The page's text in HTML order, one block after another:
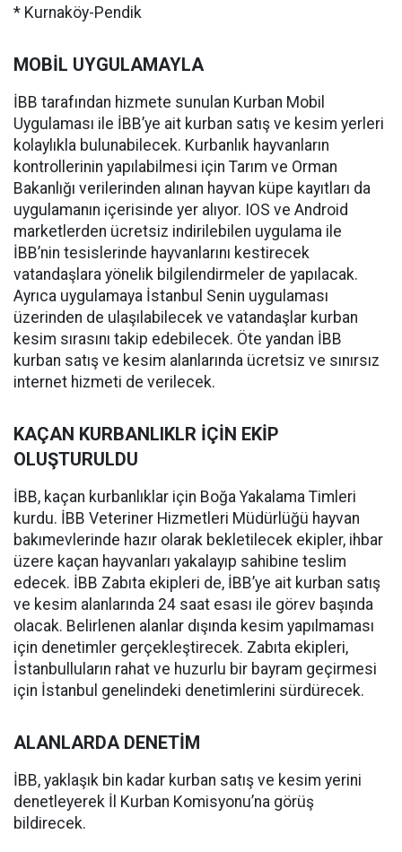
* Kurnaköy-Pendik
MOBİL UYGULAMAYLA
İBB tarafından hizmete sunulan Kurban Mobil
Uygulaması ile İBB’ye ait kurban satış ve kesim yerleri
kolaylıkla bulunabilecek. Kurbanlık hayvanların
kontrollerinin yapılabilmesi için Tarım ve Orman
Bakanlığı verilerinden alınan hayvan küpe kayıtları da
uygulamanın içerisinde yer alıyor. IOS ve Android
marketlerden ücretsiz indirilebilen uygulama ile
İBB’nin tesislerinde hayvanlarını kestirecek
vatandaşlara yönelik bilgilendirmeler de yapılacak.
Ayrıca uygulamaya İstanbul Senin uygulaması
üzerinden de ulaşılabilecek ve vatandaşlar kurban
kesim sırasını takip edebilecek. Öte yandan İBB
kurban satış ve kesim alanlarında ücretsiz ve sınırsız
internet hizmeti de verilecek.
KAÇAN KURBANLIKLR İÇİN EKİP
OLUŞTURULDU
İBB, kaçan kurbanlıklar için Boğa Yakalama Timleri
kurdu. İBB Veteriner Hizmetleri Müdürlüğü hayvan
bakımevlerinde hazır olarak bekletilecek ekipler, ihbar
üzere kaçan hayvanları yakalayıp sahibine teslim
edecek. İBB Zabıta ekipleri de, İBB’ye ait kurban satış
ve kesim alanlarında 24 saat esası ile görev başında
olacak. Belirlenen alanlar dışında kesim yapılmaması
için denetimler gerçekleştirecek. Zabıta ekipleri,
İstanbulluların rahat ve huzurlu bir bayram geçirmesi
için İstanbul genelindeki denetimlerini sürdürecek.
ALANLARDA DENETİM
İBB, yaklaşık bin kadar kurban satış ve kesim yerini
denetleyerek İl Kurban Komisyonu’na görüş
bildirecek.